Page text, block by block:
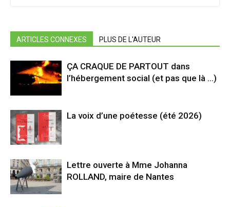
ARTICLES CONNEXES PLUS DE L'AUTEUR
ÇA CRAQUE DE PARTOUT dans
l’hébergement social (et pas que là …)
La voix d’une poétesse (été 2026)
Lettre ouverte à Mme Johanna
ROLLAND, maire de Nantes